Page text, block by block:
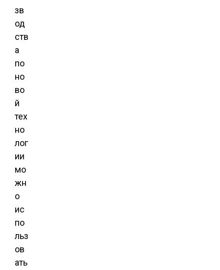
зв
од
ств
а
по
но
во
й
тех
но
лог
ии
мо
жн
о
ис
по
льз
ов
ать